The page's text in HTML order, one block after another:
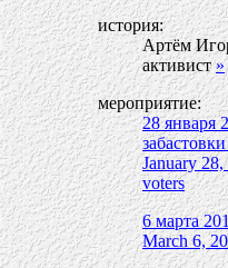
история:
Артём
активист»
мероприятие:
28 января
January
voters
6 марта
March 6,